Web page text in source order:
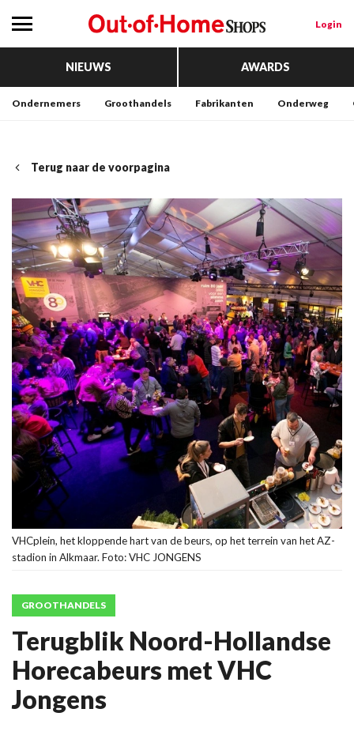
Login
NIEUWS AWARDS
Ondernemers Groothandels Fabrikanten Onderweg
Terug naar de voorpagina
VHCplein, het kloppende hart van de beurs, op het terrein van het AZ-
stadion in Alkmaar. Foto: VHC JONGENS
GROOTHANDELS
Terugblik Noord-Hollandse
Horecabeurs met VHC
Jongens